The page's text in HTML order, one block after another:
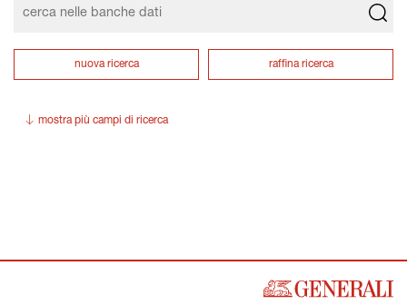
nuova ricerca raffina ricerca
mostra più campi di ricerca